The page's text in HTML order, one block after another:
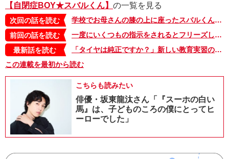
【自閉症BOY★スバルくん】 の一覧を見る
次回の話を読む
学校でお母さんの膝の上に座ったスバルくん。外で手を繋ぐのは恥ずかしがるけど、これはOK…？【自閉症BOY★スバルくん・142】
前回の話を読む
一度にいくつもの指示をされるとフリーズしてしまう、ASDのスバルくん。学校外ではそんなことは起きないと油断していたら…【自閉症BOY★スバルくん・140】
最新話を読む
「タイヤは純正ですか？」新しい教育実習の先生に、ユニークな質問で攻めるスバルくんと仲間たち【自閉症BOY★スバルくん・143】
この連載を最初から読む
こちらも読みたい
俳優・坂東龍汰さん「『スーホの白い
馬』は、子どものころの僕にとってヒ
ーローでした」